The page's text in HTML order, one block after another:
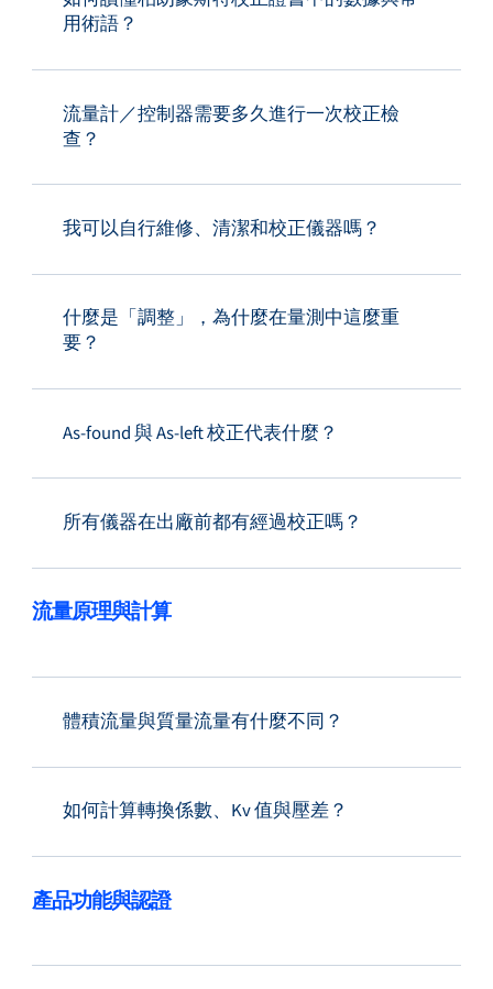
用術語？
流量計／控制器需要多久進行一次校正檢
查？
我可以自行維修、清潔和校正儀器嗎？
什麼是「調整」，為什麼在量測中這麼重
要？
As-found 與 As-left 校正代表什麼？
所有儀器在出廠前都有經過校正嗎？
流量原理與計算
體積流量與質量流量有什麼不同？
如何計算轉換係數、Kv 值與壓差？
產品功能與認證